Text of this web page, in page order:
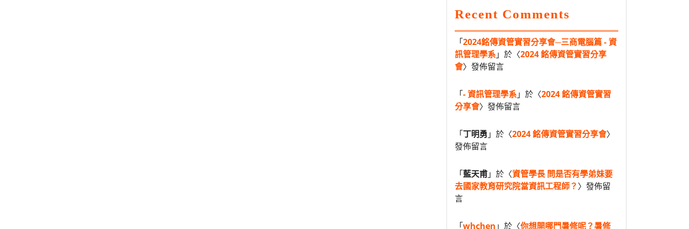
Recent Comments
「2024銘傳資管實習分享會─三商電腦篇 - 資
訊管理學系」於〈2024 銘傳資管實習分享
會〉發佈留言
「- 資訊管理學系」於〈2024 銘傳資管實習
分享會〉發佈留言
「丁明勇 」於〈2024 銘傳資管實習分享會〉
發佈留言
「藍天甫」於〈資管學長 問是否有學弟妹要
去國家教育研究院當資訊工程師？〉發佈留
言
「whchen 」於〈你想開哪門暑修呢？暑修